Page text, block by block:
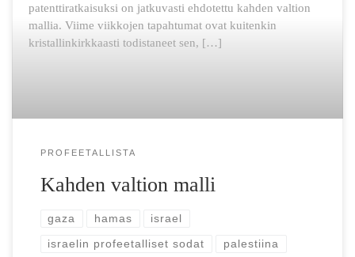
patenttiratkaisuksi on jatkuvasti ehdotettu kahden valtion
mallia. Viime viikkojen tapahtumat ovat kuitenkin
kristallinkirkkaasti todistaneet sen, […]
PROFEETALLISTA
Kahden valtion malli
gaza hamas israel
israelin profeetalliset sodat palestiina